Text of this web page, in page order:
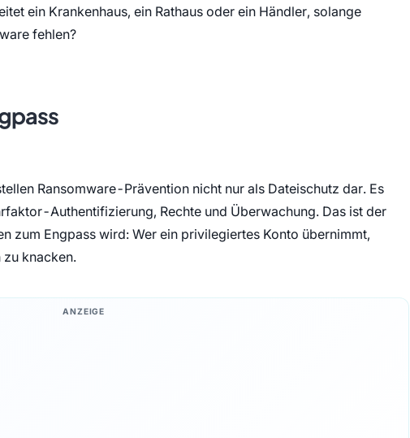
ein Krankenhaus, ein Rathaus oder ein Händler, solange
fehlen?
Ransomware-Prävention nicht nur als Dateischutz dar. Es
Authentifizierung, Rechte und Überwachung. Das ist der
zum Engpass wird: Wer ein privilegiertes Konto übernimmt,
knacken.
ANZEIGE